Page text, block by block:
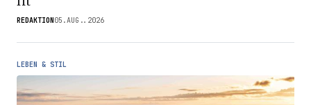
REDAKTION 05.AUG..2026
LEBEN & STIL